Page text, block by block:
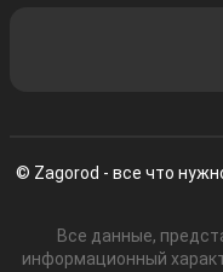
© Zagorod - все что
Все данные,
информационный